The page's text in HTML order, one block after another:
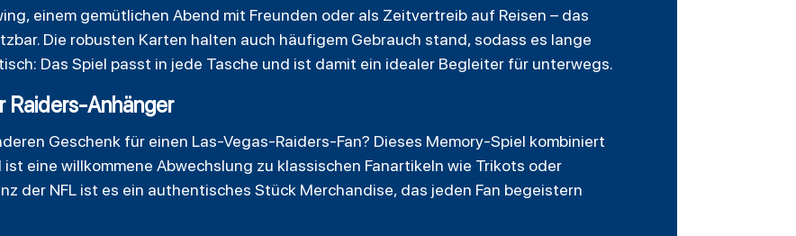
einem gemütlichen Abend mit Freunden oder als Zeitvertreib auf Reisen – das
Die robusten Karten halten auch häufigem Gebrauch stand, sodass es lange
Das Spiel passt in jede Tasche und ist damit ein idealer Begleiter für unterwegs.
Raiders-Anhänger
Geschenk für einen Las-Vegas-Raiders-Fan? Dieses Memory-Spiel kombiniert
eine willkommene Abwechslung zu klassischen Fanartikeln wie Trikots oder
der NFL ist es ein authentisches Stück Merchandise, das jeden Fan begeistern